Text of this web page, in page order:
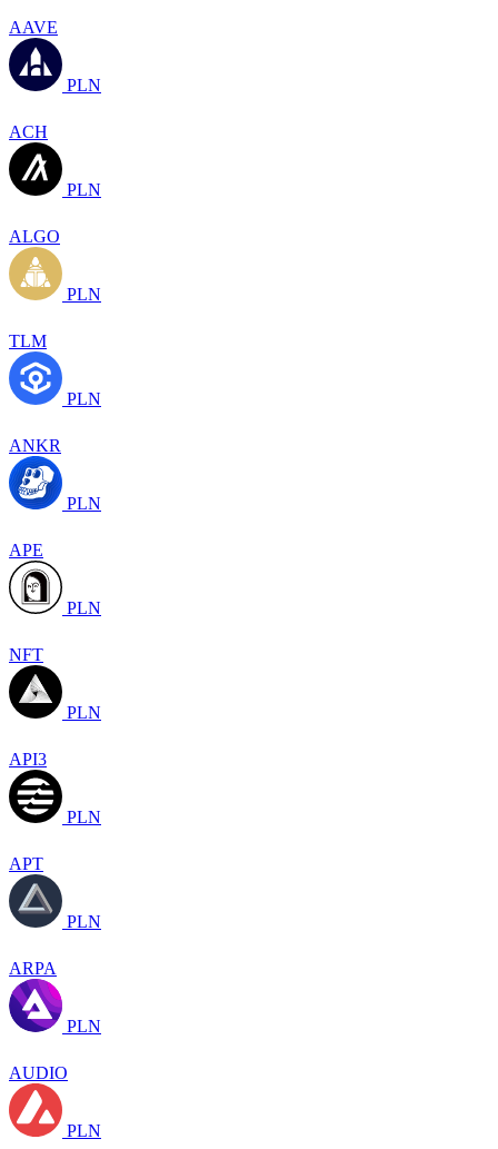
AAVE
PLN
ACH
PLN
ALGO
PLN
TLM
PLN
ANKR
PLN
APE
PLN
NFT
PLN
API3
PLN
APT
PLN
ARPA
PLN
AUDIO
PLN